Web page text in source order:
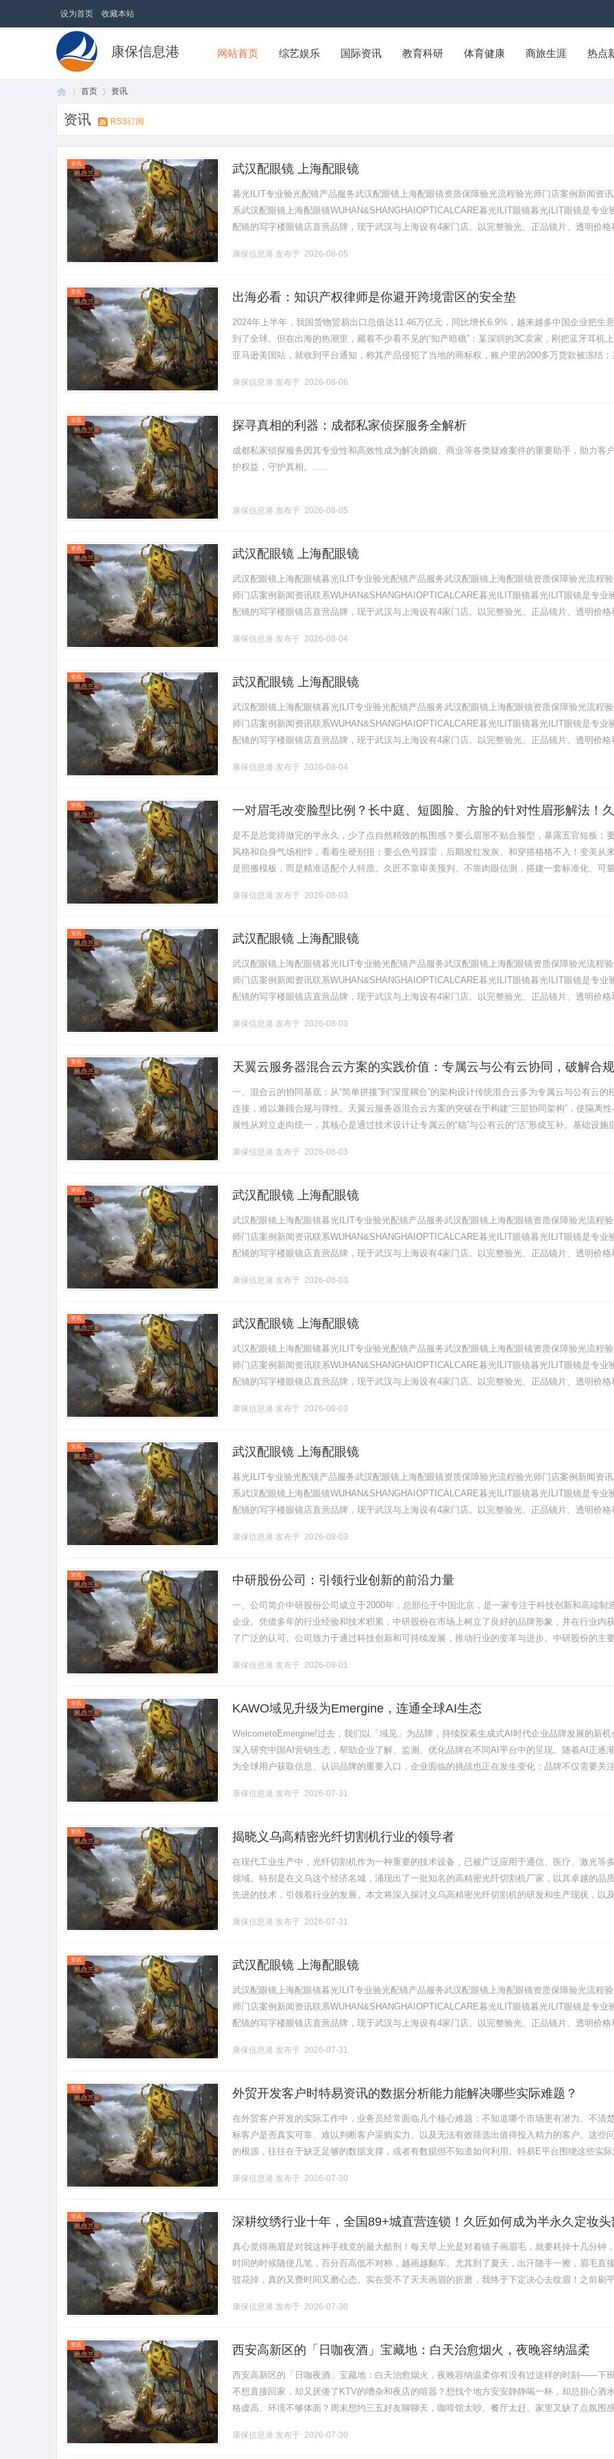
设为首页 收藏本站
康保信息港 网站首页 综艺娱乐 国际资讯 教育科研 体育健康 商旅生涯 热点
首页 资讯
资讯 RSS订阅
资讯 武汉配眼镜 上海配眼镜
暮光ILIT专业验光配镜产品服务武汉配眼镜上海配眼镜资质保障验光流程验光师门店案例新闻资
系武汉配眼镜上海配眼镜WUHAN&SHANGHAIOPTICALCARE暮光ILIT眼镜暮光ILIT眼镜是专业
配镜的写字楼眼镜店直营品牌，现于武汉与上海设有4家门店。以完整验光、正品镜片、透明价格
康保信息港 发布于 2026-08-05
资讯 出海必看：知识产权律师是你避开跨境雷区的安全垫
2024年上半年，我国货物贸易出口总值达11.46万亿元，同比增长6.9%，越来越多中国企业把生
到了全球。但在出海的热潮里，藏着不少看不见的“知产暗礁”：某深圳的3C卖家，刚把蓝牙耳机
亚马逊美国站，就收到平台通知，称其产品侵犯了当地的商标权，账户里的200多万货款被冻结；
康保信息港 发布于 2026-08-06
资讯 探寻真相的利器：成都私家侦探服务全解析
成都私家侦探服务因其专业性和高效性成为解决婚姻、商业等各类疑难案件的重要助手，助力客
护权益，守护真相。......
康保信息港 发布于 2026-08-05
资讯 武汉配眼镜 上海配眼镜
武汉配眼镜上海配眼镜暮光ILIT专业验光配镜产品服务武汉配眼镜上海配眼镜资质保障验光流程
师门店案例新闻资讯联系WUHAN&SHANGHAIOPTICALCARE暮光ILIT眼镜暮光ILIT眼镜是专业
配镜的写字楼眼镜店直营品牌，现于武汉与上海设有4家门店。以完整验光、正品镜片、透明价格
康保信息港 发布于 2026-08-04
资讯 武汉配眼镜 上海配眼镜
武汉配眼镜上海配眼镜暮光ILIT专业验光配镜产品服务武汉配眼镜上海配眼镜资质保障验光流程
师门店案例新闻资讯联系WUHAN&SHANGHAIOPTICALCARE暮光ILIT眼镜暮光ILIT眼镜是专业
配镜的写字楼眼镜店直营品牌，现于武汉与上海设有4家门店。以完整验光、正品镜片、透明价格
康保信息港 发布于 2026-08-04
资讯
一对眉毛改变脸型比例？长中庭、短圆脸、方脸的针对性眉形解法！
帮您"自带妆感"的原生脸
是不是总觉得做完的半永久，少了点自然精致的氛围感？要么眉形不贴合脸型，暴露五官短板；
风格和自身气场相悖，看着生硬别扭；要么色号踩雷，后期发红发灰、和穿搭格格不入！变美从
是照搬模板，而是精准适配个人特质。久匠不靠审美预判、不靠肉眼估测，搭建一套标准化、可
号，一对一.........
康保信息港 发布于 2026-08-03
资讯 武汉配眼镜 上海配眼镜
武汉配眼镜上海配眼镜暮光ILIT专业验光配镜产品服务武汉配眼镜上海配眼镜资质保障验光流程
师门店案例新闻资讯联系WUHAN&SHANGHAIOPTICALCARE暮光ILIT眼镜暮光ILIT眼镜是专业
配镜的写字楼眼镜店直营品牌，现于武汉与上海设有4家门店。以完整验光、正品镜片、透明价格
康保信息港 发布于 2026-08-03
资讯
天翼云服务器混合云方案的实践价值：专属云与公有云协同，破解合
离与弹性扩展的平衡难题
一、混合云的协同基底：从“简单拼接”到“深度耦合”的架构设计传统混合云多为专属云与公有云的
连接，难以兼顾合规与弹性。天翼云服务器混合云方案的突破在于构建“三层协同架构”，使隔离性
展性从对立走向统一，其核心是通过技术设计让专属云的“稳”与公有云的“活”形成互补。基础设施
康保信息港 发布于 2026-08-03
资讯 武汉配眼镜 上海配眼镜
武汉配眼镜上海配眼镜暮光ILIT专业验光配镜产品服务武汉配眼镜上海配眼镜资质保障验光流程
师门店案例新闻资讯联系WUHAN&SHANGHAIOPTICALCARE暮光ILIT眼镜暮光ILIT眼镜是专业
配镜的写字楼眼镜店直营品牌，现于武汉与上海设有4家门店。以完整验光、正品镜片、透明价格
康保信息港 发布于 2026-08-03
资讯 武汉配眼镜 上海配眼镜
武汉配眼镜上海配眼镜暮光ILIT专业验光配镜产品服务武汉配眼镜上海配眼镜资质保障验光流程
师门店案例新闻资讯联系WUHAN&SHANGHAIOPTICALCARE暮光ILIT眼镜暮光ILIT眼镜是专业
配镜的写字楼眼镜店直营品牌，现于武汉与上海设有4家门店。以完整验光、正品镜片、透明价格
康保信息港 发布于 2026-08-03
资讯 武汉配眼镜 上海配眼镜
暮光ILIT专业验光配镜产品服务武汉配眼镜上海配眼镜资质保障验光流程验光师门店案例新闻资
系武汉配眼镜上海配眼镜WUHAN&SHANGHAIOPTICALCARE暮光ILIT眼镜暮光ILIT眼镜是专业
配镜的写字楼眼镜店直营品牌，现于武汉与上海设有4家门店。以完整验光、正品镜片、透明价格
康保信息港 发布于 2026-08-03
资讯 中研股份公司：引领行业创新的前沿力量
一、公司简介中研股份公司成立于2000年，总部位于中国北京，是一家专注于科技创新和高端制
企业。凭借多年的行业经验和技术积累，中研股份在市场上树立了良好的品牌形象，并在行业内
了广泛的认可。公司致力于通过科技创新和可持续发展，推动行业的变革与进步。中研股份的主
将“.........
康保信息港 发布于 2026-08-01
资讯 KAWO域见升级为Emergine，连通全球AI生态
WelcometoEmergine!过去，我们以「域见」为品牌，持续探索生成式AI时代企业品牌发展的新机
深入研究中国AI营销生态，帮助企业了解、监测、优化品牌在不同AI平台中的呈现。随着AI正逐
为全球用户获取信息、认识品牌的重要入口，企业面临的挑战也正在发生变化：品牌不仅需要关
康保信息港 发布于 2026-07-31
资讯 揭晓义乌高精密光纤切割机行业的领导者
在现代工业生产中，光纤切割机作为一种重要的技术设备，已被广泛应用于通信、医疗、激光等
领域。特别是在义乌这个经济名城，涌现出了一批知名的高精密光纤切割机厂家，以其卓越的品
先进的技术，引领着行业的发展。本文将深入探讨义乌高精密光纤切割机的研发和生产现状，以
展，市场.........
康保信息港 发布于 2026-07-31
资讯 武汉配眼镜 上海配眼镜
武汉配眼镜上海配眼镜暮光ILIT专业验光配镜产品服务武汉配眼镜上海配眼镜资质保障验光流程
师门店案例新闻资讯联系WUHAN&SHANGHAIOPTICALCARE暮光ILIT眼镜暮光ILIT眼镜是专业
配镜的写字楼眼镜店直营品牌，现于武汉与上海设有4家门店。以完整验光、正品镜片、透明价格
康保信息港 发布于 2026-07-31
资讯 外贸开发客户时特易资讯的数据分析能力能解决哪些实际难题？
在外贸客户开发的实际工作中，业务员经常面临几个核心难题：不知道哪个市场更有潜力、不清
标客户是否真实可靠、难以判断客户采购实力、以及无法有效筛选出值得投入精力的客户。这些
的根源，往往在于缺乏足够的数据支撑，或者有数据但不知道如何利用。特易E平台围绕这些实
清晰地.........
康保信息港 发布于 2026-07-30
资讯
深耕纹绣行业十年，全国89+城直营连锁！久匠如何成为半永久定妆头
品牌？
真心觉得画眉是对我这种手残党的最大酷刑！每天早上光是对着镜子画眉毛，就要耗掉十几分钟
时间的时候随便几笔，百分百高低不对称，越画越翻车。尤其到了夏天，出汗随手一擦，眉毛直
驳花掉，真的又费时间又磨心态。实在受不了天天画眉的折磨，我终于下定决心去纹眉！之前刷
现，纹.........
康保信息港 发布于 2026-07-30
资讯 西安高新区的「日咖夜酒」宝藏地：白天治愈烟火，夜晚容纳温柔
西安高新区的「日咖夜酒」宝藏地：白天治愈烟火，夜晚容纳温柔你有没有过这样的时刻——下
不想直接回家，却又厌倦了KTV的嘈杂和夜店的喧嚣？想找个地方安安静静喝一杯，却总担心酒
格虚高、环境不够体面？周末想约三五好友聊聊天，咖啡馆太吵、餐厅太赶、家里又缺了点氛围
圈，.........
康保信息港 发布于 2026-07-30